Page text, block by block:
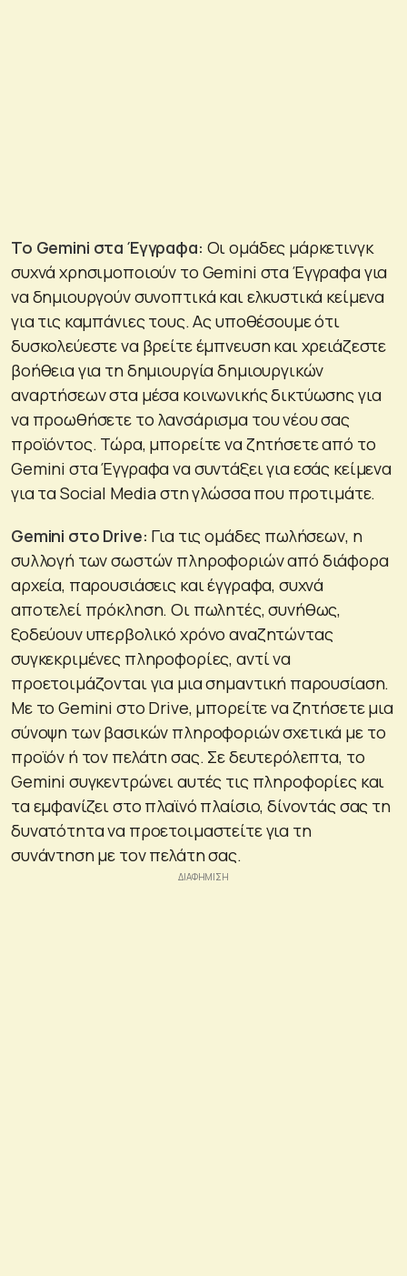
Το Gemini στα Έγγραφα: Οι ομάδες μάρκετινγκ
συχνά χρησιμοποιούν το Gemini στα Έγγραφα για
να δημιουργούν συνοπτικά και ελκυστικά κείμενα
για τις καμπάνιες τους. Ας υποθέσουμε ότι
δυσκολεύεστε να βρείτε έμπνευση και χρειάζεστε
βοήθεια για τη δημιουργία δημιουργικών
αναρτήσεων στα μέσα κοινωνικής δικτύωσης για
να προωθήσετε το λανσάρισμα του νέου σας
προϊόντος. Τώρα, μπορείτε να ζητήσετε από το
Gemini στα Έγγραφα να συντάξει για εσάς κείμενα
για τα Social Media στη γλώσσα που προτιμάτε.
Gemini στο Drive: Για τις ομάδες πωλήσεων, η
συλλογή των σωστών πληροφοριών από διάφορα
αρχεία, παρουσιάσεις και έγγραφα, συχνά
αποτελεί πρόκληση. Οι πωλητές, συνήθως,
ξοδεύουν υπερβολικό χρόνο αναζητώντας
συγκεκριμένες πληροφορίες, αντί να
προετοιμάζονται για μια σημαντική παρουσίαση.
Με το Gemini στο Drive, μπορείτε να ζητήσετε μια
σύνοψη των βασικών πληροφοριών σχετικά με το
προϊόν ή τον πελάτη σας. Σε δευτερόλεπτα, το
Gemini συγκεντρώνει αυτές τις πληροφορίες και
τα εμφανίζει στο πλαϊνό πλαίσιο, δίνοντάς σας τη
δυνατότητα να προετοιμαστείτε για τη
συνάντηση με τον πελάτη σας.